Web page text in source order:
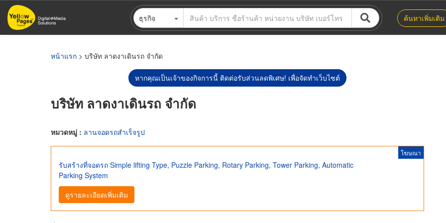
ข้าม
ไป
ธุรกิจ ค้นหาเพิ่มเติม
หน้าแรก > บริษัท ลาดงาเดินรถ จำกัด
หากคุณเป็นเจ้าของกิจการนี้ ติดต่อรับส่วนลดพิเศษ! เพื่อจัดทำเว็บไซต์
บริษัท ลาดงาเดินรถ จำกัด
หมวดหมู่ : ลานจอดรถสำเร็จรูป
โฆษณา
รับสร้างที่จอดรถ Simple lifting Type, Puzzle Parking, Rotary Parking, Tower Parking, Automatic
Parking System
ดูรายละเอียดเพิ่มเติม